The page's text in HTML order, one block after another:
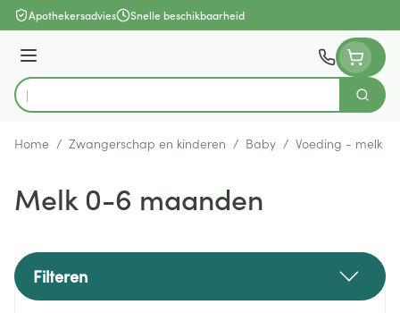
Ga naar de inhoud
Apothekersadvies Snelle beschikbaarheid
Menu
Product, merk, categorie...
Zoek
Home / Zwangerschap en kinderen / Baby / Voeding - melk
Melk 0-6 maanden
Filteren